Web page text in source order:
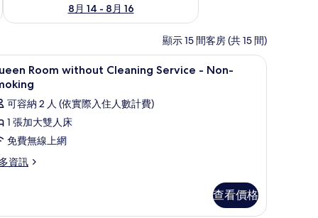
8月 14 - 8月 16
顯示 15 間客房 (共 15 間)
隔音 高級寢具、客房內保險箱、遮光布/窗簾、隔音
12
Room without Cleaning Service - Non-
可容納 2 人 (依實際入住人數計費)
1 張加大雙人床
免費無線上網
資訊
查看價格